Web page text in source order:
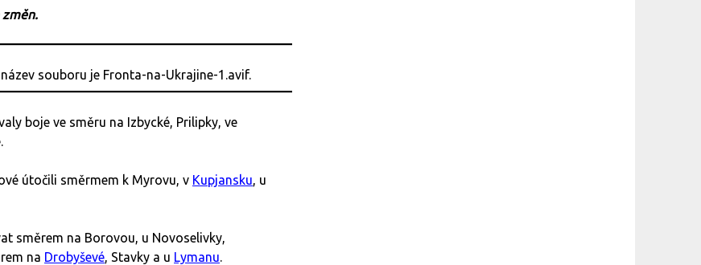
změn.
boje ve směru na Izbycké, Prilipky, ve
útočili směrmem k Myrovu, v Kupjansku, u
směrem na Borovou, u Novoselivky,
na Drobyševé, Stavky a u Lymanu.